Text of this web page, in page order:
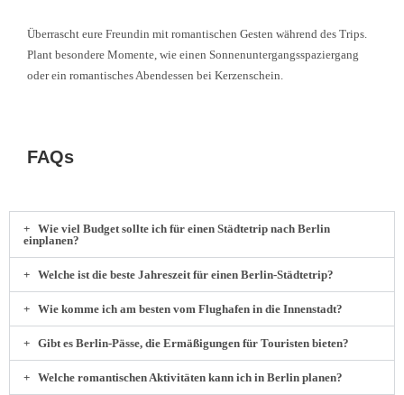
Überrascht eure Freundin mit romantischen Gesten während des Trips.
Plant besondere Momente, wie einen Sonnenuntergangsspaziergang
oder ein romantisches Abendessen bei Kerzenschein.
FAQs
Wie viel Budget sollte ich für einen Städtetrip nach Berlin
einplanen?
Welche ist die beste Jahreszeit für einen Berlin-Städtetrip?
Wie komme ich am besten vom Flughafen in die Innenstadt?
Gibt es Berlin-Pässe, die Ermäßigungen für Touristen bieten?
Welche romantischen Aktivitäten kann ich in Berlin planen?